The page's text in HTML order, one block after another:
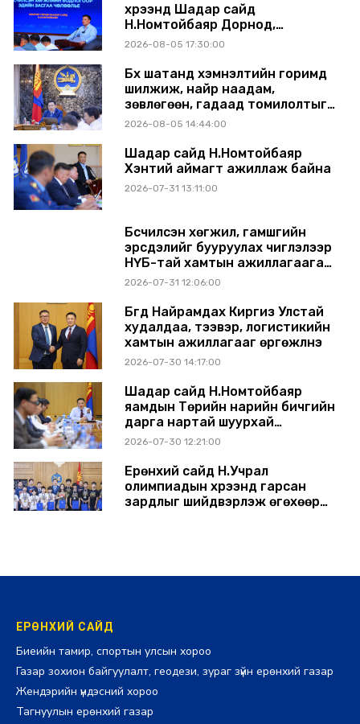
хүрээнд Шадар сайд
Н.Номтойбаяр Дорнод,
Сүхбаатар аймагт ажиллав
2026-08-05 17:30:00
Бүх шатанд хэмнэлтийн горимд
шилжиж, найр наадам,
зөвлөгөөн, гадаад томилолтыг
хориглолоо
2026-08-05 14:44:00
Шадар сайд Н.Номтойбаяр
Хэнтий аймагт ажиллаж байна
2026-07-31 13:11:00
Бүсчилсэн хөгжил, гамшгийн
эрсдэлийг бууруулах чиглэлээр
НҮБ-тай хамтын ажиллагаагаа
өргөжүүлэхээр санал солилцлоо
2026-07-31 12:06:00
Бүгд Найрамдах Киргиз Улстай
худалдаа, тээвэр, логистикийн
хамтын ажиллагааг өргөжүүлнэ
2026-07-30 14:17:00
Шадар сайд Н.Номтойбаяр
яамдын Төрийн нарийн бичгийн
дарга нартай шуурхай
хуралдлаа
2026-07-30 12:21:00
Ерөнхий сайд Н.Учрал
олимпиадын хүрээнд гарсан
зардлыг шийдвэрлэж өгөхөөр
ЕРӨНХИЙ САЙД
Биеийн тамир, спортын улсын хороо
Газар зохион байгуулалт, геодези, зураг зүйн ерөнхий газар
Жендэрийн үндэсний хороо
Тагнуулын ерөнхий газар